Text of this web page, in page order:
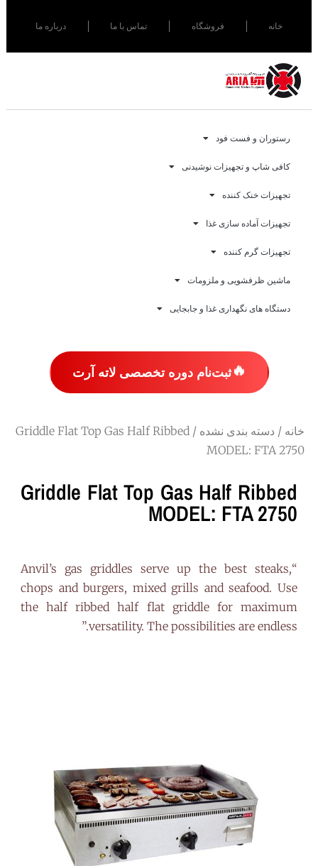
خانه فروشگاه تماس با ما درباره ما
رستوران و فست فود
کافی شاپ و تجهیزات نوشیدنی
تجهیزات خنک کننده
تجهیزات آماده سازی غذا
تجهیزات گرم کننده
ماشین ظرفشویی و ملزومات
دستگاه های نگهداری غذا و جابجایی
🔥ثبت‌نام دوره تخصصی لاته آرت
خانه / دسته بندی نشده
/ Griddle Flat Top Gas Half Ribbed
MODEL: FTA 2750
Griddle Flat Top Gas Half Ribbed
MODEL: FTA 2750
“Anvil’s gas griddles serve up the best steaks,
chops and burgers, mixed grills and seafood. Use
the half ribbed half flat griddle for maximum
versatility. The possibilities are endless.”